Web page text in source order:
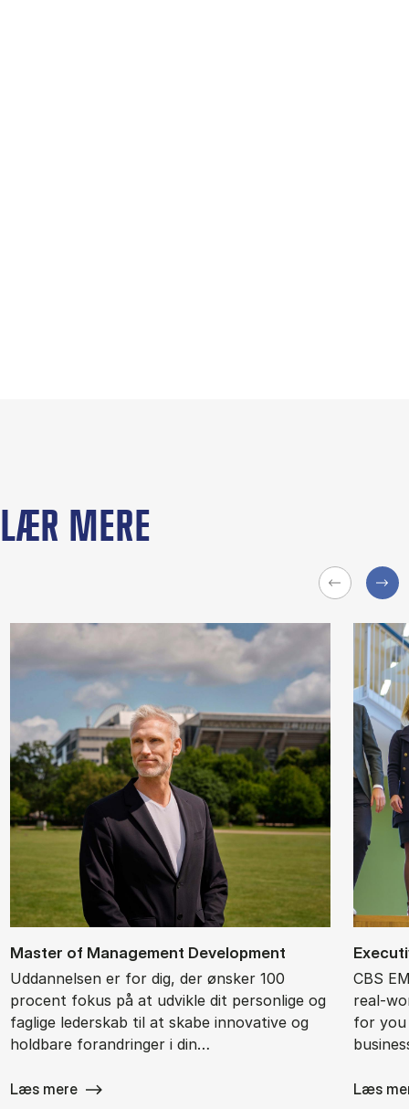
LÆR MERE
Ma­ster of Ma­na­ge­ment De­ve­l­op­ment
Uddannelsen er for dig, der ønsker 100
procent fokus på at udvikle dit personlige og
faglige lederskab til at skabe innovative og
holdbare forandringer i din…
Læs mere
CBS
real-
for you
Læs